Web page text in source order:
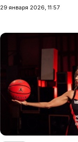
29 января 2026, 11:57